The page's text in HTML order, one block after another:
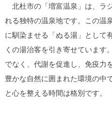
北杜市の「増富温泉」は、ラ
れる独特の温泉地です。この温
に馴染ませる「ぬる湯」として
くの湯治客を引き寄せています
でなく、代謝を促進し、免疫力
豊かな自然に囲まれた環境の中
と心を整える時間は格別です。